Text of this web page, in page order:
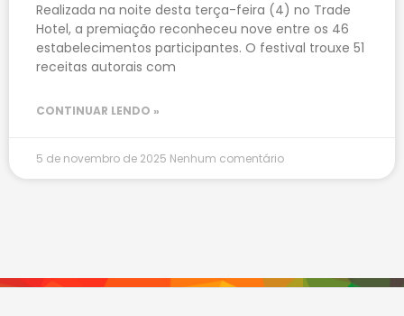
Realizada na noite desta terça-feira (4) no Trade
Hotel, a premiação reconheceu nove entre os 46
estabelecimentos participantes. O festival trouxe 51
receitas autorais com
CONTINUAR LENDO »
5 de novembro de 2025 Nenhum comentário